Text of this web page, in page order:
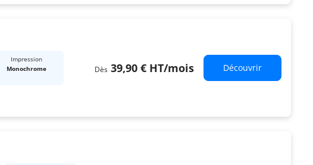
Impression
Monochrome
Dès 39,90 € HT/mois Découvrir